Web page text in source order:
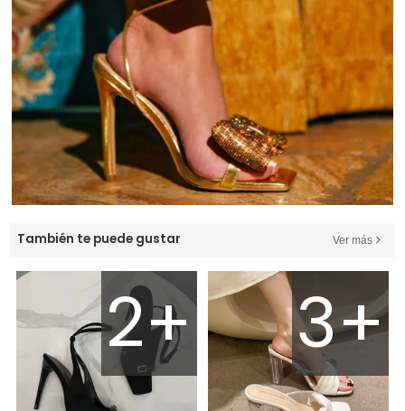
También te puede gustar Ver más
2+ 3+